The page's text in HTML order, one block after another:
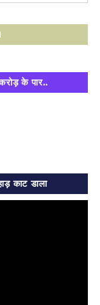
के पार..
काट डाला